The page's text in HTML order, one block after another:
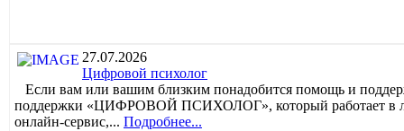
27.07.2026
Цифровой психолог
Если вам или вашим близким понадобится помощь и
поддержки «ЦИФРОВОЙ ПСИХОЛОГ», который работает
онлайн-сервис,... Подробнее...